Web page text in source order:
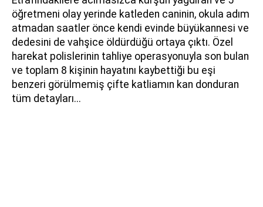
öğretmeni olay yerinde katleden caninin, okula adım
atmadan saatler önce kendi evinde büyükannesi ve
dedesini de vahşice öldürdüğü ortaya çıktı. Özel
harekat polislerinin tahliye operasyonuyla son bulan
ve toplam 8 kişinin hayatını kaybettiği bu eşi
benzeri görülmemiş çifte katliamın kan donduran
tüm detayları...